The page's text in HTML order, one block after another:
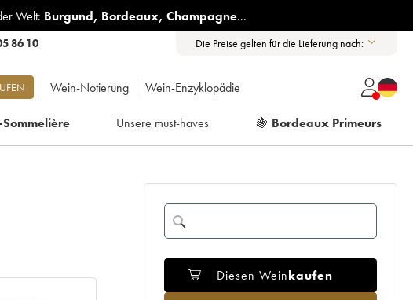
Welt: Burgund, Bordeaux, Champagne...
86 10 Die Preise gelten für die Lieferung nach:
Wein-Notierung Wein-Enzyklopädie
Unsere must-haves 🍇 Bordeaux Primeurs
Diesen Weinkaufen